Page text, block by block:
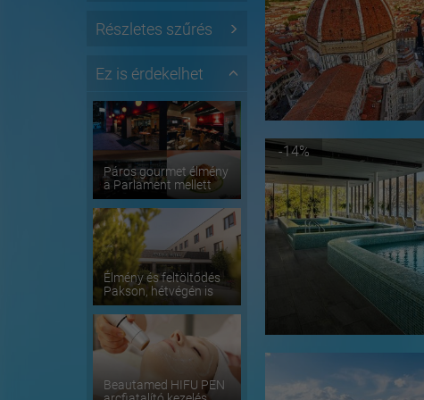
Részletes szűrés
Ez is érdekelhet
Páros gourmet élmény
a Parlament mellett
Élmény és feltöltődés
Pakson, hétvégén is
Beautamed HIFU PEN
-14%